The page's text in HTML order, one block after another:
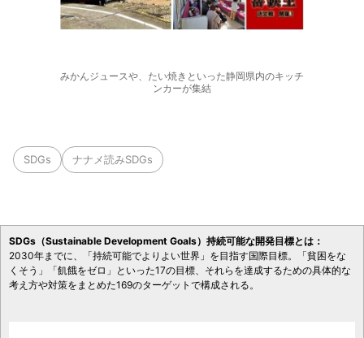
みかんジュースや、たい焼きといった静岡県内のキッチ
ンカーが集結
SDGs ナナメ読みSDGs
SDGs（Sustainable Development Goals）持続可能な開発目標とは：
2030年までに、「持続可能でよりよい世界」を目指す国際目標。「貧困をな
くそう」「飢餓をゼロ」といった17の目標、それらを達成するための具体的な
考え方や対策をまとめた169のターゲットで構成される。